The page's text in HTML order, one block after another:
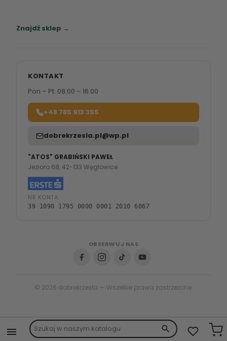
search

Znajdź sklep →
KONTAKT
Pon – Pt: 08:00 – 16:00
+48 785 913 355
dobrekrzesla.pl@wp.pl
"ATOS" GRABIŃSKI PAWEŁ
Jezioro 68, 42-133 Węglowice
NR KONTA:
39 1090 1795 0000 0001 2010 6067
OBSERWUJ NAS
© 2026 dobrekrzesła — Wszelkie prawa zastrzeżone.